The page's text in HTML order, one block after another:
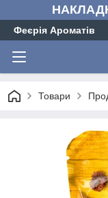
Феєрія Ароматів
Товари